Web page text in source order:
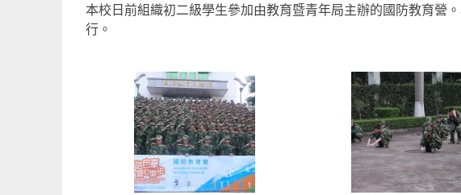
本校日前組織初二級學生參加由教育暨青年局主辦的國防教育營
行。